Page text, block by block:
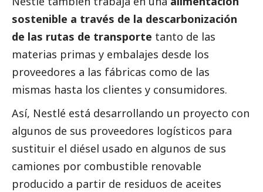
sostenible a través de la descarbonización
de las rutas de transporte tanto de las
materias primas y embalajes desde los
proveedores a las fábricas como de las
mismas hasta los clientes y consumidores.
Así, Nestlé está desarrollando un proyecto con
algunos de sus proveedores logísticos para
sustituir el diésel usado en algunos de sus
camiones por combustible renovable
producido a partir de residuos de aceites